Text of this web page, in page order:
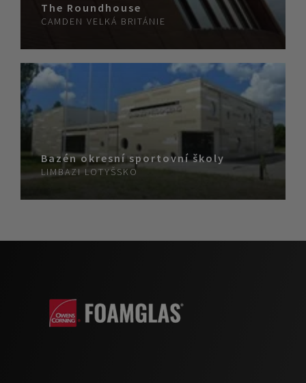
The Roundhouse
CAMDEN VELKÁ BRITÁNIE
Bazén okresní sportovní školy
LIMBAZI LOTYŠSKO